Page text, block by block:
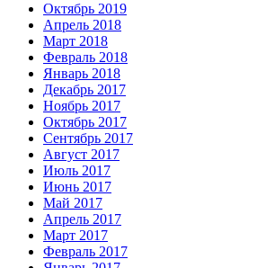
Октябрь 2019
Апрель 2018
Март 2018
Февраль 2018
Январь 2018
Декабрь 2017
Ноябрь 2017
Октябрь 2017
Сентябрь 2017
Август 2017
Июль 2017
Июнь 2017
Май 2017
Апрель 2017
Март 2017
Февраль 2017